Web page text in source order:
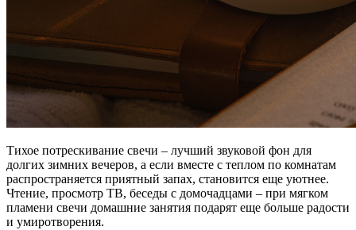
Тихое потрескивание свечи – лучший звуковой фон для
долгих зимних вечеров, а если вместе с теплом по комнатам
распространяется приятный запах, становится еще уютнее.
Чтение, просмотр ТВ, беседы с домочадцами – при мягком
пламени свечи домашние занятия подарят еще больше радости
и умиротворения.